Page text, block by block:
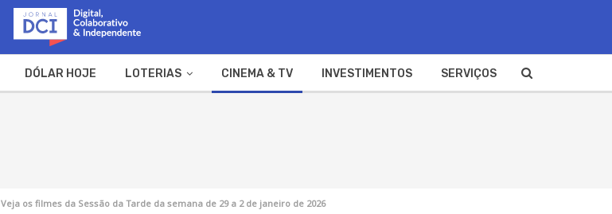
DÓLAR HOJE LOTERIAS CINEMA & TV INVESTIMENTOS SERVIÇOS
Veja os filmes da Sessão da Tarde da semana de 29 a 2 de janeiro de 2026